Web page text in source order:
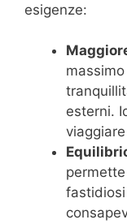
esigenze:
esterni.